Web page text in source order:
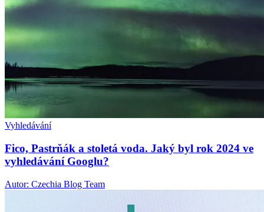
Vyhledávání
Fico, Pastrňák a stoletá voda. Jaký byl rok 2024 ve
vyhledávání Googlu?
Autor: Czechia Blog Team